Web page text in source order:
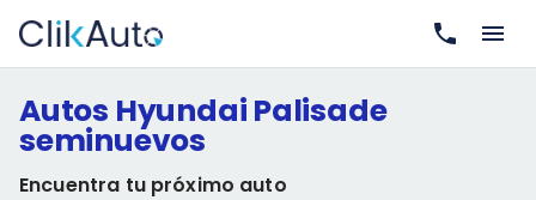
Autos Hyundai Palisade
seminuevos
Encuentra tu próximo auto